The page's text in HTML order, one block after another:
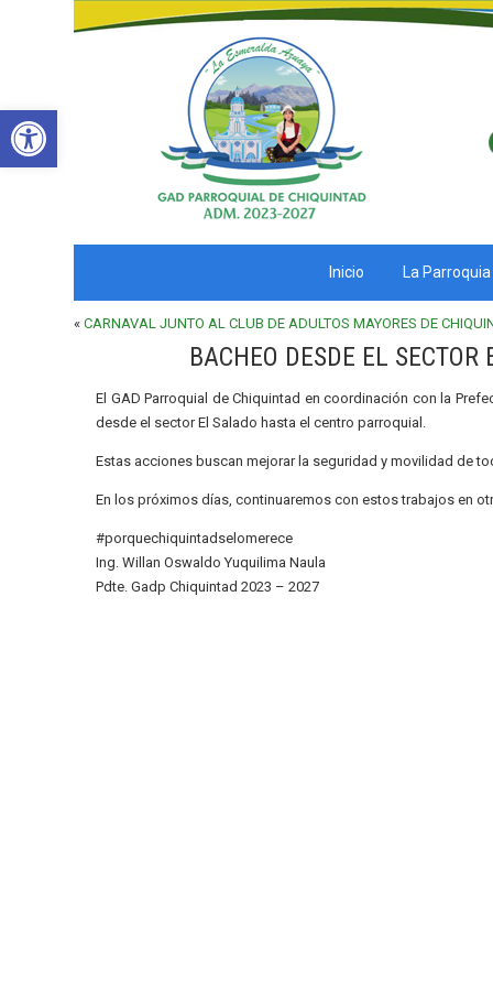
Abrir barra de herramientas
Inicio La Parroquia
«CARNAVAL JUNTO AL CLUB DE ADULTOS MAYORES DE
BACHEO DESDE EL
El GAD Parroquial de Chiquintad en coordinación con la
desde el sector El Salado hasta el centro parroquial.
Estas acciones buscan mejorar la seguridad y movilidad de
En los próximos días, continuaremos con estos trabajos en
#porquechiquintadselomerece
Ing. Willan Oswaldo Yuquilima Naula
Pdte. Gadp Chiquintad 2023 – 2027